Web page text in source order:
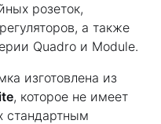
розеток,
а также
Quadro и Module.
изготовлена из
, которое не имеет
стандартным